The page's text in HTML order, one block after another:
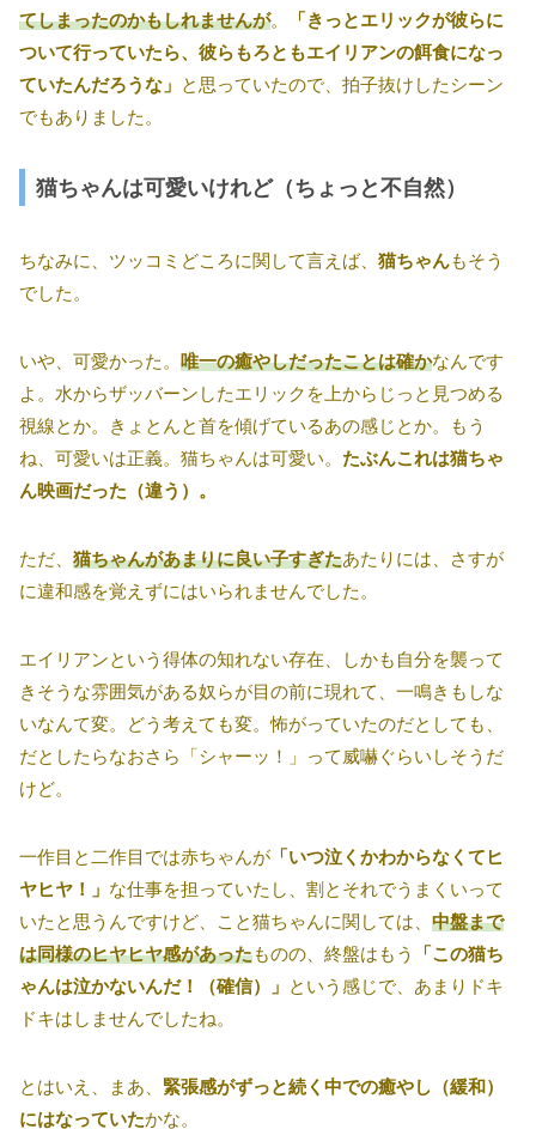
てしまったのかもしれませんが。
「きっとエリックが彼らに
ついて行っていたら、彼らもろともエイリアンの餌食になっ
ていたんだろうな」 と思っていたので、拍子抜けしたシーン
でもありました。
猫ちゃんは可愛いけれど（ちょっと不自然）
ちなみに、ツッコミどころに関して言えば、 猫ちゃんもそう
でした。
いや、可愛かった。 唯一の癒やしだったことは確かなんです
よ。水からザッバーンしたエリックを上からじっと見つめる
視線とか。きょとんと首を傾げているあの感じとか。もう
ね、可愛いは正義。猫ちゃんは可愛い。 たぶんこれは猫ちゃ
ん映画だった（違う）。
ただ、 猫ちゃんがあまりに良い子すぎたあたりには、さすが
に違和感を覚えずにはいられませんでした。
エイリアンという得体の知れない存在、しかも自分を襲って
きそうな雰囲気がある奴らが目の前に現れて、一鳴きもしな
いなんて変。どう考えても変。怖がっていたのだとしても、
だとしたらなおさら「シャーッ！」って威嚇ぐらいしそうだ
けど。
一作目と二作目では赤ちゃんが 「いつ泣くかわからなくてヒ
ヤヒヤ！」 な仕事を担っていたし、割とそれでうまくいって
いたと思うんですけど、こと猫ちゃんに関しては、 中盤まで
は同様のヒヤヒヤ感があったものの、終盤はもう
「この猫ち
ゃんは泣かないんだ！（確信）」 という感じで、あまりドキ
ドキはしませんでしたね。
とはいえ、まあ、 緊張感がずっと続く中での癒やし（緩和）
にはなっていたかな。